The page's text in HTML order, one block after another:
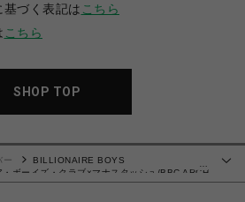
づく表記は こちら
こちら
SHOP TOP
ー
BILLIONAIRE BOYS
ボーイズ・クラブ×マナスタッシュ/BBC ARCH
スウェットシャツ